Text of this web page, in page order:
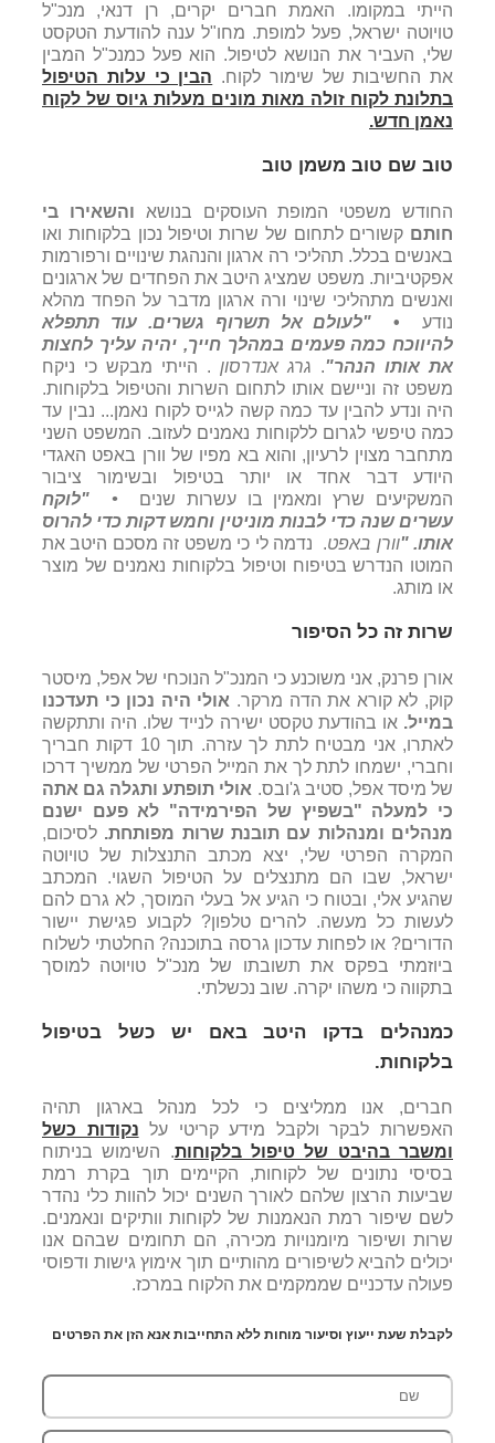
הייתי במקומו. האמת חברים יקרים, רן דנאי, מנכ"ל
טויוטה ישראל, פעל למופת. מחו"ל ענה להודעת הטקסט
שלי, העביר את הנושא לטיפול. הוא פעל כמנכ"ל המבין
את החשיבות של שימור לקוח. הבין כי עלות הטיפול
בתלונת לקוח זולה מאות מונים מעלות גיוס של לקוח
נאמן חדש.
טוב שם טוב משמן טוב
החודש משפטי המופת העוסקים בנושא והשאירו בי
חותם קשורים לתחום של שרות וטיפול נכון בלקוחות ואו
באנשים בכלל. תהליכי רה ארגון והנהגת שינויים ורפורמות
אפקטיביות. משפט שמציג היטב את הפחדים של ארגונים
ואנשים מתהליכי שינוי ורה ארגון מדבר על הפחד מהלא
נודע •
"לעולם אל תשרוף גשרים. עוד תתפלא
להיווכח כמה פעמים במהלך חייך, יהיה עליך לחצות
את אותו הנהר". גרג אנדרסון . הייתי מבקש כי ניקח
משפט זה וניישם אותו לתחום השרות והטיפול בלקוחות.
היה ונדע להבין עד כמה קשה לגייס לקוח נאמן... נבין עד
כמה טיפשי לגרום ללקוחות נאמנים לעזוב. המשפט השני
מתחבר מצוין לרעיון, והוא בא מפיו של וורן באפט האגדי
היודע דבר אחד או יותר בטיפול ובשימור ציבור
המשקיעים שרץ ומאמין בו עשרות שנים • "לוקח
עשרים שנה כדי לבנות מוניטין וחמש דקות כדי להרוס
אותו. "וורן באפט. נדמה לי כי משפט זה מסכם היטב את
המוטו הנדרש בטיפוח וטיפול בלקוחות נאמנים של מוצר
או מותג.
שרות זה כל הסיפור
אורן פרנק, אני משוכנע כי המנכ"ל הנוכחי של אפל, מיסטר
קוק, לא קורא את הדה מרקר. אולי היה נכון כי תעדכנו
במייל. או בהודעת טקסט ישירה לנייד שלו. היה ותתקשה
לאתרו, אני מבטיח לתת לך עזרה. תוך 10 דקות חבריך
וחברי, ישמחו לתת לך את המייל הפרטי של ממשיך דרכו
של מיסד אפל, סטיב ג'ובס. אולי תופתע ותגלה גם אתה
כי למעלה "בשפיץ של הפירמידה" לא פעם ישנם
מנהלים ומנהלות עם תובנת שרות מפותחת. לסיכום,
המקרה הפרטי שלי, יצא מכתב התנצלות של טויוטה
ישראל, שבו הם מתנצלים על הטיפול השגוי. המכתב
שהגיע אלי, ובטוח כי הגיע אל בעלי המוסך, לא גרם להם
לעשות כל מעשה. להרים טלפון? לקבוע פגישת יישור
הדורים? או לפחות עדכון גרסה בתוכנה? החלטתי לשלוח
ביוזמתי בפקס את תשובתו של מנכ"ל טויוטה למוסך
בתקווה כי משהו יקרה. שוב נכשלתי.
כמנהלים בדקו היטב באם יש כשל בטיפול
בלקוחות.
חברים, אנו ממליצים כי לכל מנהל בארגון תהיה
האפשרות לבקר ולקבל מידע קריטי על נקודות כשל
ומשבר בהיבט של טיפול בלקוחות. השימוש בניתוח
בסיסי נתונים של לקוחות, הקיימים תוך בקרת רמת
שביעות הרצון שלהם לאורך השנים יכול להוות כלי נהדר
לשם שיפור רמת הנאמנות של לקוחות וותיקים ונאמנים.
שרות ושיפור מיומנויות מכירה, הם תחומים שבהם אנו
יכולים להביא לשיפורים מהותיים תוך אימוץ גישות ודפוסי
פעולה עדכניים שממקמים את הלקוח במרכז.
לקבלת שעת ייעוץ וסיעור מוחות ללא התחייבות אנא הזן את הפרטים